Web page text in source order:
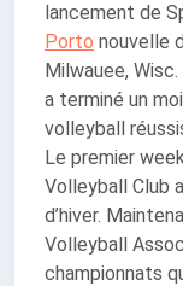
lancement de
Porto nouvelle
Milwauee,
a terminé un
volleyball
Le premier
Volleyball Club
d’hiver.
Volleyball
championnats